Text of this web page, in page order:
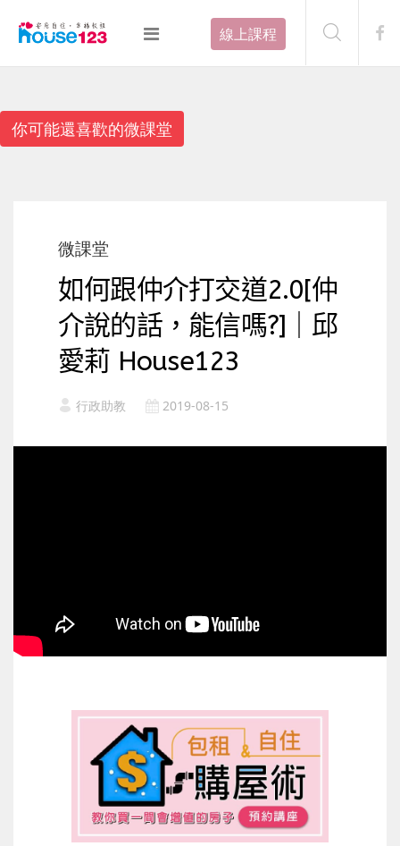
線上課程
你可能還喜歡的微課堂
微課堂
如何跟仲介打交道2.0[仲
介說的話，能信嗎?]｜邱
愛莉 House123
行政助教 2019-08-15